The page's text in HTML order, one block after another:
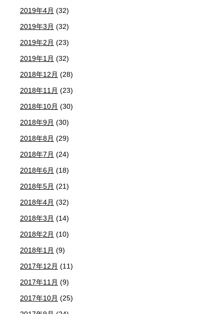
2019年4月 (32)
2019年3月 (32)
2019年2月 (23)
2019年1月 (32)
2018年12月 (28)
2018年11月 (23)
2018年10月 (30)
2018年9月 (30)
2018年8月 (29)
2018年7月 (24)
2018年6月 (18)
2018年5月 (21)
2018年4月 (32)
2018年3月 (14)
2018年2月 (10)
2018年1月 (9)
2017年12月 (11)
2017年11月 (9)
2017年10月 (25)